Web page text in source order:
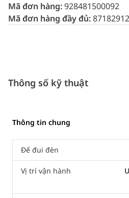
Mã đơn hàng:928481500092
Mã đơn hàng đầy đủ:
Thông số kỹ thuật
Thông tin chung
Đế đui đèn
Vị trí vận hành